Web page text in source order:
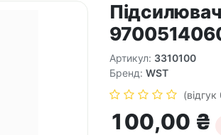
Артикул: 3310100
Бренд: WST
(відгук
100,00 ₴